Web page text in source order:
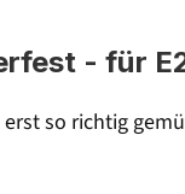
- für
so richtig